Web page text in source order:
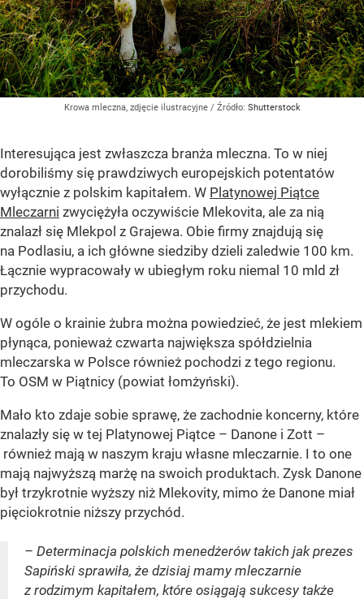
Krowa mleczna, zdjęcie ilustracyjne / Źródło: Shutterstock
Interesująca jest zwłaszcza branża mleczna. To w niej
dorobiliśmy się prawdziwych europejskich potentatów
wyłącznie z polskim kapitałem. W Platynowej Piątce
Mleczarni zwyciężyła oczywiście Mlekovita, ale za nią
znalazł się Mlekpol z Grajewa. Obie firmy znajdują się
na Podlasiu, a ich główne siedziby dzieli zaledwie 100 km.
Łącznie wypracowały w ubiegłym roku niemal 10 mld zł
przychodu.
W ogóle o krainie żubra można powiedzieć, że jest mlekiem
płynąca, ponieważ czwarta największa spółdzielnia
mleczarska w Polsce również pochodzi z tego regionu.
To OSM w Piątnicy (powiat łomżyński).
Mało kto zdaje sobie sprawę, że zachodnie koncerny, które
znalazły się w tej Platynowej Piątce – Danone i Zott –
również mają w naszym kraju własne mleczarnie. I to one
mają najwyższą marżę na swoich produktach. Zysk Danone
był trzykrotnie wyższy niż Mlekovity, mimo że Danone miał
pięciokrotnie niższy przychód.
– Determinacja polskich menedżerów takich jak prezes
Sapiński sprawiła, że dzisiaj mamy mleczarnie
z rodzimym kapitałem, które osiągają sukcesy także